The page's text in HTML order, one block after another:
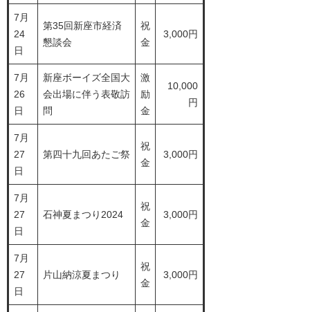
7月
24
日
第35回新座市経済
懇談会
祝
金
3,000円
7月
26
日
新座ボーイズ全国大
会出場に伴う表敬訪
問
激
励
金
10,000
円
7月
27
日
第四十九回あたご祭
祝
金
3,000円
7月
27
日
石神夏まつり2024
祝
金
3,000円
7月
27
日
片山納涼夏まつり
祝
金
3,000円